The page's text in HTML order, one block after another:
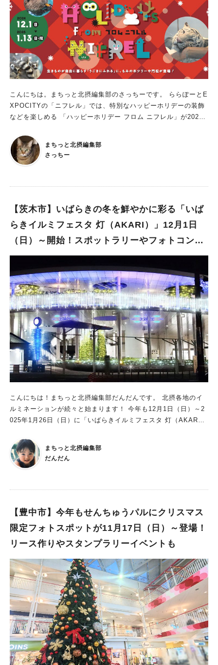
迷ってしまいそうです。。 入場料は無料ですが、別途万博記念
公園の入園料（大人260円、小中学生80円）が必要です。 チケ
ット制となっているので、当日会場にてお買い求めください。
ラーメンと楽しみたい「ギョーザEXPO」やよしもとお笑いライ
ブも ラーメンのお供にぴったりのご当地餃子が集まる「ギョー
ザEXPO」も同時開催。 よしもとの若手芸人の漫才や、音楽ラ
イブなど盛り上がるステージイベントも。 この冬は「ラーメンE
（金）からはイルミネーションイベント「イルミナイト万博202
4」も開催予定なので、 万博記念公園で家族や友人と、思い出に
残る冬をお過ごしください！ ▼ラーメンEXPOのインスタグラ
こんにちは。まちっと北摂編集部のさっちーです。 ららぽーとE
XPOCITYの「ニフレル」では、特別なハッピーホリデーの装飾
などを楽しめる 「ハッピーホリデー フロム ニフレル」が2025
フレルで生きものたちとふれ合いませんか？ ホリデースイーツ
やグリーティングカードのプレゼントも イベント期間中、「う
ごきにふれる」ゾーンに もみの木や木製ガーランド、お正月に
楽しめるんですって。 また、キュレーターが選んだ、心温まる
介。 期間中は入館者全員に「オリジナルグリーティングカー
ド」のプレゼントも！ 2階のカフェ「EAT EAT EAT」では、 期
「サガラ刺繍ポーチ」、 最大12人まで遊べるコマ付きの「ニフ
レルボードゲーム」など この季節にぴったりのグッズも販売さ
れるみたい。 屋外やエントランスなどにもハッピーホリデーの
楽しいロゴ装飾や 植物のディスプレイが華やかに施され、ホリ
デー気分を満喫！ 大人気絵本作家の「tupera tupera(ツペラツペ
ラ)」とデザインチーム「minna(ミンナ)」とコラボした 「あな
たも愉快な生きものだ！展」も好評開催中です。 冬休みはニフ
レルで、家族や友人と楽しい思い出を作ってくださいね！ ▼
「ニフレル」のインスタグラムはこちら
まちっと北摂編集部
さっちー
【茨木市】いばらきの冬を鮮やかに彩る「いば
らきイルミフェスタ 灯（AKARI）」12月1日
（日）～開始！スポットラリーやフォトコンテ
ストも
こんにちは！まちっと北摂編集部だんだんです。 北摂各地のイ
ルミネーションが続々と始まります！ 今年も12月1日（日）～2
025年1月26日（日）に「いばらきイルミフェスタ 灯（AKAR
に包まれますよ♪ 約60万球以上の灯りが市内各所にちりばめられ
る！ 「まち」と「ひと」と「灯り」をテーマに、いばらきの冬
の夜空を灯す「いばらきイルミフェスタ 灯（AKARI）」 メイン
りが茨木の冬を彩ります！ WEBアプリを使ってイルミネーショ
ンを撮影して応募する「フォトコンテスト」なども実施。 アプ
リにログインしたり、イベント参加でポイントを集めると、抽選
茨木のまち散策も楽しんでくださいね。 ▼いばらきイルミフェ
スタの公式インスタグラムはこちら
まちっと北摂編集部
だんだん
【豊中市】今年もせんちゅうパルにクリスマス
限定フォトスポットが11月17日（日）～登場！
リース作りやスタンプラリーイベントも
人気のキーワード
#今週どこいく？#自然とふれあう#ランチ#カフェ#まとめ
#教えたい／教えて投稿記事#大阪学院大 商品開発プロジェクト
#あなたはどっち？